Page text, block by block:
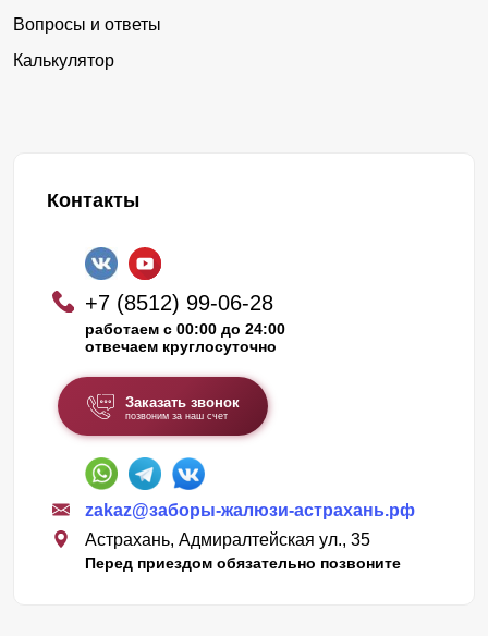
Вопросы и ответы
Калькулятор
Контакты
+7 (8512) 99-06-28
работаем с 00:00 до 24:00
отвечаем круглосуточно
Заказать звонок
позвоним за наш счет
zakaz@заборы-жалюзи-астрахань.рф
Астрахань, Адмиралтейская ул., 35
Перед приездом обязательно позвоните